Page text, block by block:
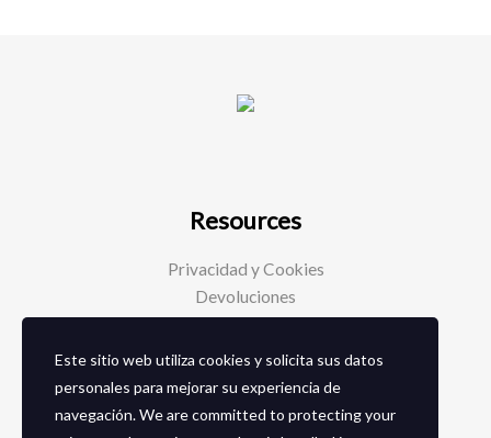
Resources
Privacidad y Cookies
Devoluciones
Social Media
Facebook
Este sitio web utiliza cookies y solicita sus datos
personales para mejorar su experiencia de
navegación. We are committed to protecting your